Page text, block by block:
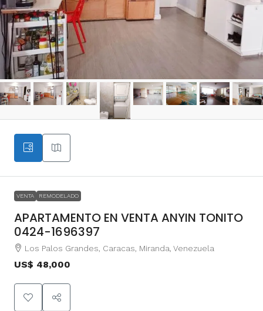
VENTA REMODELADO
APARTAMENTO EN VENTA ANYIN TONITO
0424-1696397
Los Palos Grandes, Caracas, Miranda, Venezuela
US$ 48,000